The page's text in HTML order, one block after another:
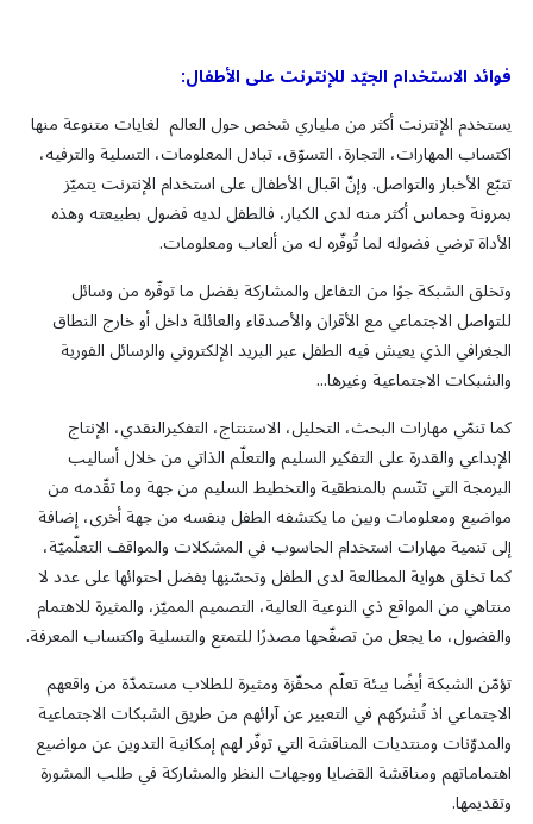
فوائد الاستخدام الجيّد للإنترنت على الأطفال:
يستخدم الإنترنت أكثر من ملياري شخص حول العالم لغايات متنوعة منها
اكتساب المهارات، التجارة، التسوّق، تبادل المعلومات، التسلية والترفيه،
تتبّع الأخبار والتواصل. وإنّ اقبال الأطفال على استخدام الإنترنت يتميّز
بمرونة وحماس أكثر منه لدى الكبار، فالطفل لديه فضول بطبيعته وهذه
الأداة ترضي فضوله لما تُوفّره له من ألعاب ومعلومات.
وتخلق الشبكة جوًا من التفاعل والمشاركة بفضل ما توفّره من وسائل
للتواصل الاجتماعي مع الأقران والأصدقاء والعائلة داخل أو خارج النطاق
الجغرافي الذي يعيش فيه الطفل عبر البريد الإلكتروني والرسائل الفورية
والشبكات الاجتماعية وغيرها...
كما تنمّي مهارات البحث، التحليل، الاستنتاج، التفكيرالنقدي، الإنتاج
الإبداعي والقدرة على التفكير السليم والتعلّم الذاتي من خلال أساليب
البرمجة التي تتّسم بالمنطقية والتخطيط السليم من جهة وما تقّدمه من
مواضيع ومعلومات وبين ما يكتشفه الطفل بنفسه من جهة أخرى، إضافة
إلى تنمية مهارات استخدام الحاسوب في المشكلات والمواقف التعلّميّة،
كما تخلق هواية المطالعة لدى الطفل وتحسّنِها بفضل احتوائها على عدد لا
منتاهي من المواقع ذي النوعية العالية، التصميم المميّز، والمثيرة للاهتمام
والفضول، ما يجعل من تصفّحها مصدرًا للتمتع والتسلية واكتساب المعرفة.
تؤمّن الشبكة أيضًا بيئة تعلّم محفّزة ومثيرة للطلاب مستمدّة من واقعهم
الاجتماعي اذ تُشركهم في التعبير عن آرائهم من طريق الشبكات الاجتماعية
والمدوّنات ومنتديات المناقشة التي توفّر لهم إمكانية التدوين عن مواضيع
اهتماماتهم ومناقشة القضايا ووجهات النظر والمشاركة في طلب المشورة
وتقديمها.